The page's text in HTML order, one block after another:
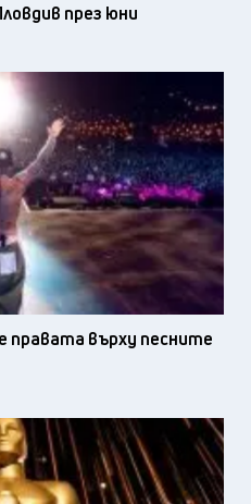
през юни
правата върху песните